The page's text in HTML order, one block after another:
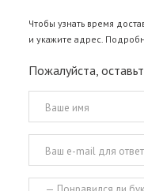
Чтобы узнать время
и укажите адрес.
Пожалуйста,